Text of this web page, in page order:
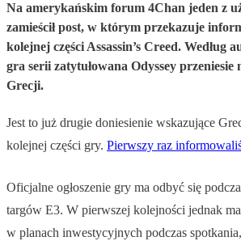
Na amerykańskim forum 4Chan jeden z
zamieścił post, w którym przekazuje
kolejnej części Assassin’s Creed. Według
gra serii zatytułowana Odyssey przeniesie
Grecji.
Jest to już drugie doniesienie wskazujące
kolejnej części gry. Pierwszy raz
Oficjalne ogłoszenie gry ma odbyć się
targów E3. W pierwszej kolejności jednak
w planach inwestycyjnych podczas